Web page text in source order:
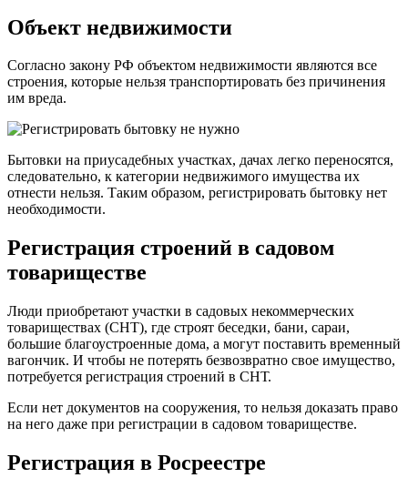
Объект недвижимости
Согласно закону РФ объектом недвижимости являются все
строения, которые нельзя транспортировать без причинения
им вреда.
Бытовки на приусадебных участках, дачах легко переносятся,
следовательно, к категории недвижимого имущества их
отнести нельзя. Таким образом, регистрировать бытовку нет
необходимости.
Регистрация строений в садовом
товариществе
Люди приобретают участки в садовых некоммерческих
товариществах (СНТ), где строят беседки, бани, сараи,
большие благоустроенные дома, а могут поставить временный
вагончик. И чтобы не потерять безвозвратно свое имущество,
потребуется регистрация строений в СНТ.
Если нет документов на сооружения, то нельзя доказать право
на него даже при регистрации в садовом товариществе.
Регистрация в Росреестре